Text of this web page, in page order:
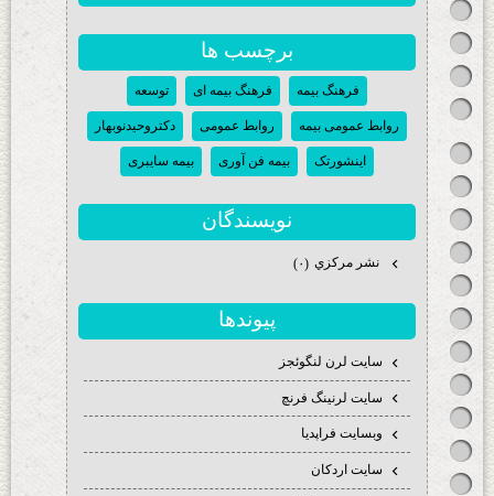
برچسب ها
فرهنگ بیمه فرهنگ بیمه ای توسعه
روابط عمومی بیمه روابط عمومی دکتروحیدنوبهار
اینشورتک بیمه فن آوری بیمه سایبری
نويسندگان
نشر مركزي (۰)
پيوندها
سايت لرن لنگوئجز
سايت لرنينگ فرنچ
وبسايت فراپديا
سايت اردكان